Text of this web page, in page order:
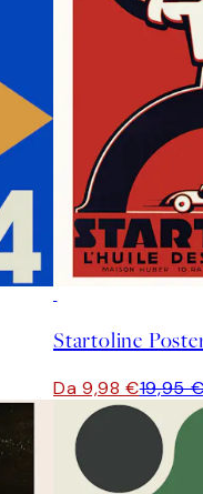
Startoline
Da 9,98 €19,95